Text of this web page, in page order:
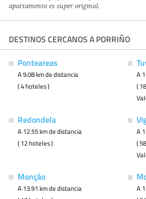
apartamento es super original.
DESTINOS CERCANOS A PORRIÑO
Ponteareas
A 9.08 km de distancia
( 4 hoteles )
A
(
Redondela
A 12.55 km de distancia
( 12 hoteles )
A
(
Monção
A 13.91 km de distancia
A